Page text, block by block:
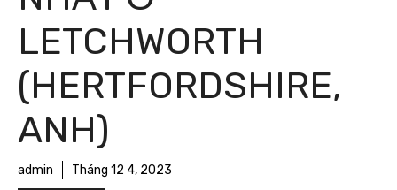
LETCHWORTH
(HERTFORDSHIRE,
ANH)
admin Tháng 12 4, 2023